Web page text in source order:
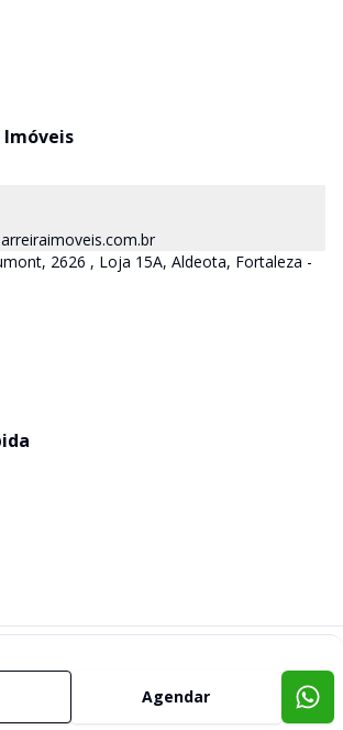
Agendar
2626 , Loja 15A, Aldeota, Fortaleza -
Selo de Tecnologia Loft